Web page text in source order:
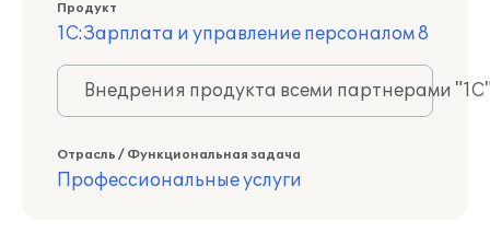
Продукт
1С:Зарплата и управление персоналом 8
Внедрения продукта всеми партнерами
Отрасль / Функциональная задача
Профессиональные услуги